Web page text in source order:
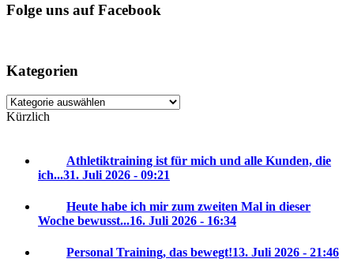
Folge uns auf Facebook
Kategorien
Kategorien
Kürzlich
Athletiktraining ist für mich und alle Kunden, die
ich...31. Juli 2026 - 09:21
Heute habe ich mir zum zweiten Mal in dieser
Woche bewusst...16. Juli 2026 - 16:34
Personal Training, das bewegt!13. Juli 2026 - 21:46